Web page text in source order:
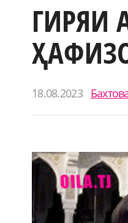
ГИРЯИ
18.08.2023